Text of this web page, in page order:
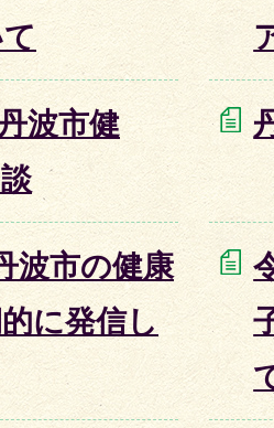
波市健
波市の健康
に発信し